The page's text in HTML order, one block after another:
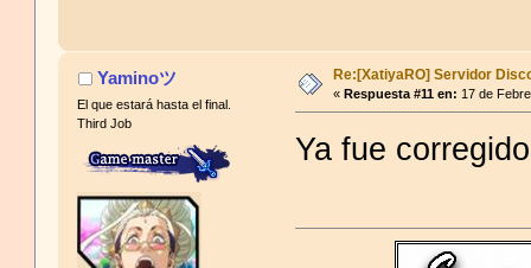
Yaminoツ
El que estará hasta el final.
Third Job
Re:[XatiyaRO] Servidor
«Respuesta #11 en: 17 de
Ya fue